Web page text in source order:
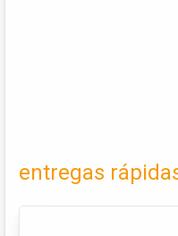
entregas